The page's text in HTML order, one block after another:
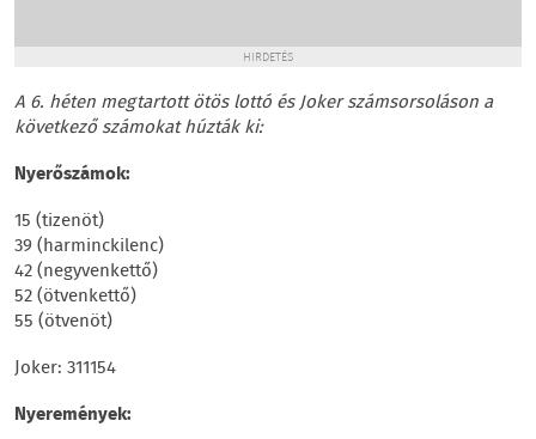
HIRDETÉS
A 6. héten megtartott ötös lottó és Joker számsorsoláson a
következő számokat húzták ki:
Nyerőszámok:
15 (tizenöt)
39 (harminckilenc)
42 (negyvenkettő)
52 (ötvenkettő)
55 (ötvenöt)
Joker: 311154
Nyeremények: